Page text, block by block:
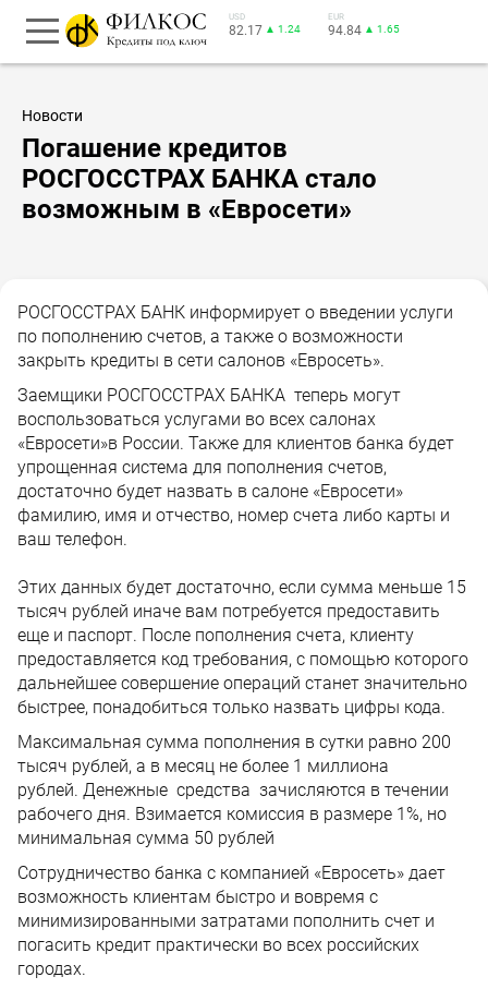
USD
82.17 ▲ 1.24
EUR
94.84 ▲ 1.65
Новости
Погашение кредитов
РОСГОССТРАХ БАНКА стало
возможным в «Евросети»
РОСГОССТРАХ БАНК информирует о введении услуги
по пополнению счетов, а также о возможности
закрыть кредиты в сети салонов «Евросеть».
Заемщики РОСГОССТРАХ БАНКА теперь могут
воспользоваться услугами во всех салонах
«Евросети»в России. Также для клиентов банка будет
упрощенная система для пополнения счетов,
достаточно будет назвать в салоне «Евросети»
фамилию, имя и отчество, номер счета либо карты и
ваш телефон.
Этих данных будет достаточно, если сумма меньше 15
тысяч рублей иначе вам потребуется предоставить
еще и паспорт. После пополнения счета, клиенту
предоставляется код требования, с помощью которого
дальнейшее совершение операций станет значительно
быстрее, понадобиться только назвать цифры кода.
Максимальная сумма пополнения в сутки равно 200
тысяч рублей, а в месяц не более 1 миллиона
рублей. Денежные средства зачисляются в течении
рабочего дня. Взимается комиссия в размере 1%, но
минимальная сумма 50 рублей
Сотрудничество банка с компанией «Евросеть» дает
возможность клиентам быстро и вовремя с
минимизированными затратами пополнить счет и
погасить кредит практически во всех российских
городах.